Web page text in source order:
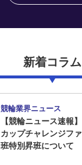
新着コラム
競輪業界ニュース
【競輪ニュース速報
カップチャレンジフ
班特別昇班について